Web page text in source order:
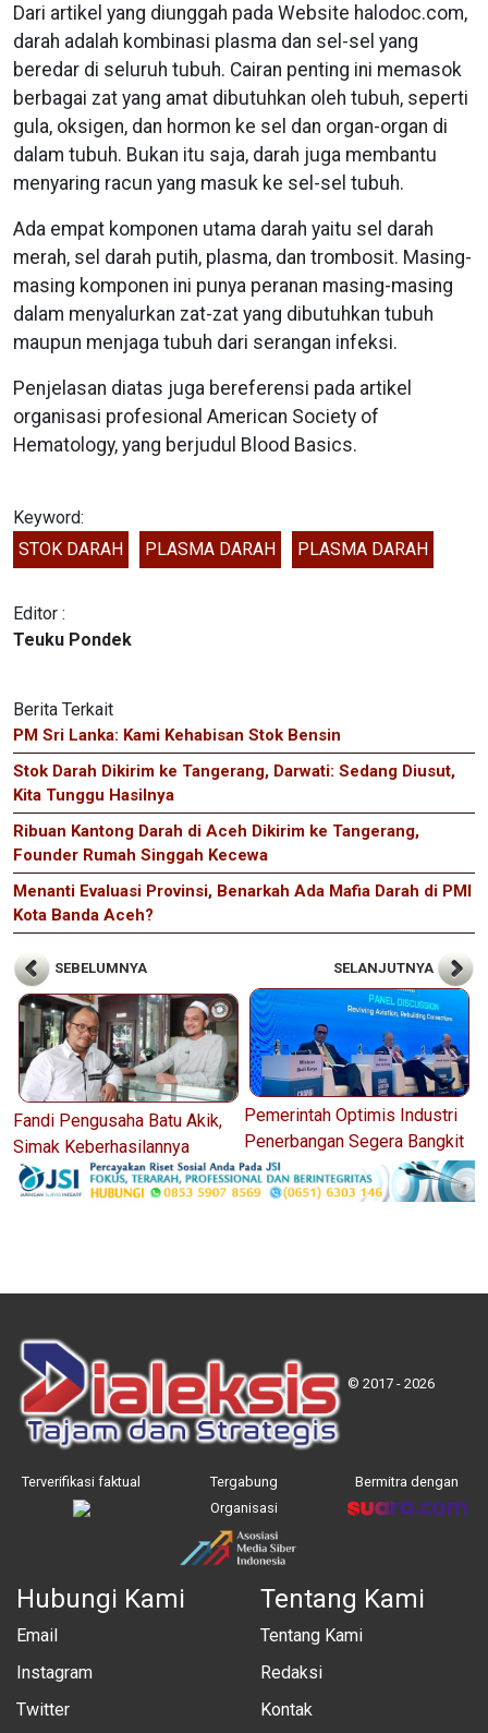
Dari artikel yang diunggah pada Website halodoc.com,
darah adalah kombinasi plasma dan sel-sel yang
beredar di seluruh tubuh. Cairan penting ini memasok
berbagai zat yang amat dibutuhkan oleh tubuh, seperti
gula, oksigen, dan hormon ke sel dan organ-organ di
dalam tubuh. Bukan itu saja, darah juga membantu
menyaring racun yang masuk ke sel-sel tubuh.
Ada empat komponen utama darah yaitu sel darah
merah, sel darah putih, plasma, dan trombosit. Masing-
masing komponen ini punya peranan masing-masing
dalam menyalurkan zat-zat yang dibutuhkan tubuh
maupun menjaga tubuh dari serangan infeksi.
Penjelasan diatas juga bereferensi pada artikel
organisasi profesional American Society of
Hematology, yang berjudul Blood Basics.
Keyword:
STOK DARAH
PLASMA DARAH PLASMA DARAH
Editor :
Teuku Pondek
Berita Terkait
PM Sri Lanka: Kami Kehabisan Stok Bensin
Stok Darah Dikirim ke Tangerang, Darwati: Sedang Diusut,
Kita Tunggu Hasilnya
Ribuan Kantong Darah di Aceh Dikirim ke Tangerang,
Founder Rumah Singgah Kecewa
Menanti Evaluasi Provinsi, Benarkah Ada Mafia Darah di PMI
Kota Banda Aceh?
SEBELUMNYA
Fandi Pengusaha Batu Akik,
Simak Keberhasilannya
SELANJUTNYA
Pemerintah Optimis Industri
Penerbangan Segera Bangkit
© 2017 - 2026
Terverifikasi faktual
Tergabung
Organisasi
Bermitra dengan
Hubungi Kami
Email
Instagram
Twitter
Tentang Kami
Tentang Kami
Redaksi
Kontak